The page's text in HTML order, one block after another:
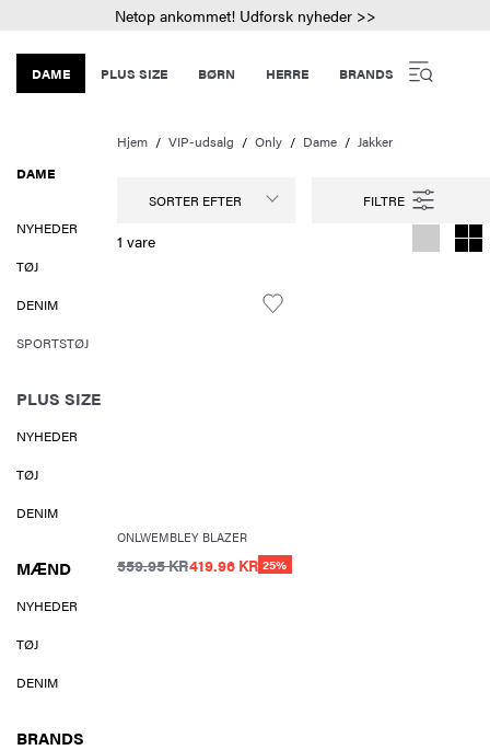
Netop ankommet! Udforsk nyheder >>
DAME PLUS SIZE BØRN HERRE BRANDS
DAME
NYHEDER
TØJ
DENIM
SPORTSTØJ
PLUS SIZE
NYHEDER
TØJ
DENIM
MÆND
NYHEDER
TØJ
DENIM
BRANDS
Hjem VIP-udsalg Only Dame Jakker
SORTER EFTER
1 vare
ONLWEMBLEY BLAZER
559.95 KR419.96 KR 25%